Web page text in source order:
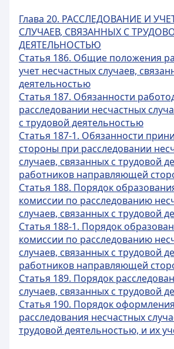
Глава 20. РАССЛЕДОВАНИЕ И
СЛУЧАЕВ, СВЯЗАННЫХ С
ДЕЯТЕЛЬНОСТЬЮ
Статья 186. Общие положения
учет несчастных случаев,
деятельностью
Статья 187. Обязанности
расследовании несчастных
с трудовой деятельностью
Статья 187-1. Обязанности
стороны при расследовании
случаев, связанных с трудовой
работников направляющей
Статья 188. Порядок
комиссии по расследованию
случаев, связанных с трудовой
Статья 188-1. Порядок
комиссии по расследованию
случаев, связанных с трудовой
работников направляющей
Статья 189. Порядок
случаев, связанных с трудовой
Статья 190. Порядок
расследования несчастных
трудовой деятельностью, и их